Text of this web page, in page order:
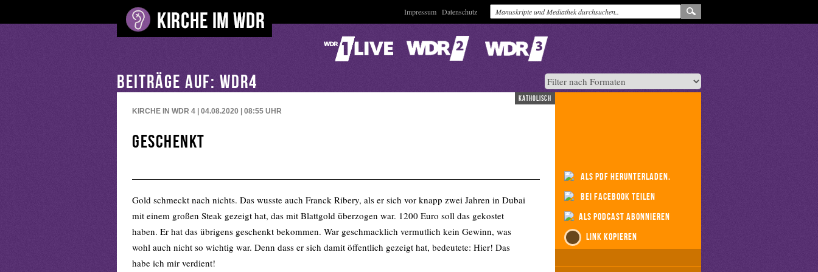
Impressum Datenschutz
BEITRÄGE AUF: WDR4
katholisch
KIRCHE IN WDR 4 | 04.08.2020 | 08:55 UHR
Geschenkt
Gold schmeckt nach nichts. Das wusste auch Franck Ribery, als er sich vor knapp zwei Jahren in Dubai
mit einem großen Steak gezeigt hat, das mit Blattgold überzogen war. 1200 Euro soll das gekostet
haben. Er hat das übrigens geschenkt bekommen. War geschmacklich vermutlich kein Gewinn, was
wohl auch nicht so wichtig war. Denn dass er sich damit öffentlich gezeigt hat, bedeutete: Hier! Das
habe ich mir verdient!
als PDF herunterladen.
bei Facebook teilen
als Podcast abonnieren
Link kopieren